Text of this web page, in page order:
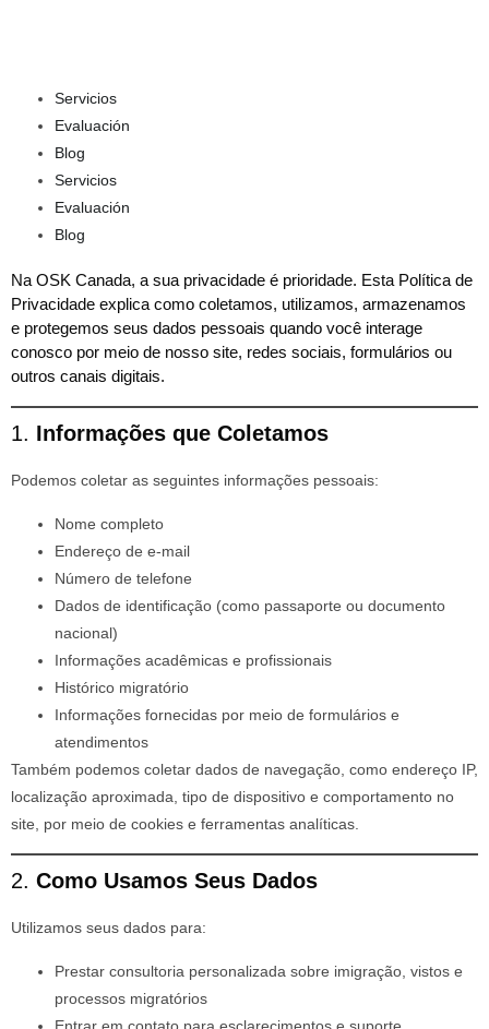
Servicios
Evaluación
Blog
Servicios
Evaluación
Blog
Na OSK Canada, a sua privacidade é prioridade. Esta Política de
Privacidade explica como coletamos, utilizamos, armazenamos
e protegemos seus dados pessoais quando você interage
conosco por meio de nosso site, redes sociais, formulários ou
outros canais digitais.
1. Informações que Coletamos
Podemos coletar as seguintes informações pessoais:
Nome completo
Endereço de e-mail
Número de telefone
Dados de identificação (como passaporte ou documento
nacional)
Informações acadêmicas e profissionais
Histórico migratório
Informações fornecidas por meio de formulários e
atendimentos
Também podemos coletar dados de navegação, como endereço IP,
localização aproximada, tipo de dispositivo e comportamento no
site, por meio de cookies e ferramentas analíticas.
2. Como Usamos Seus Dados
Utilizamos seus dados para:
Prestar consultoria personalizada sobre imigração, vistos e
processos migratórios
Entrar em contato para esclarecimentos e suporte